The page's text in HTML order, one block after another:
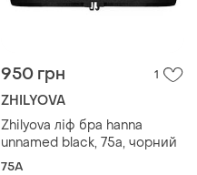
950 грн 1
ZHILYOVA
Zhilyova ліф бра hanna
unnamed black, 75а, чорний
75A